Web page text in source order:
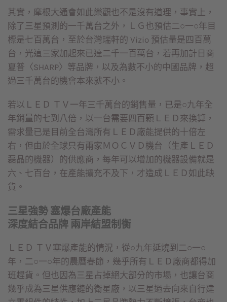
其實，摩根大通會如此樂觀也不是沒有道理，事實上，
除了三星預測的一千萬台之外，ＬＧ也預估二○一○年目
標是七百萬台，至於台灣瑞軒的 Vizio 預估量是四百萬
台，光這三家加起來已達二千一百萬台，若再加計日商
夏普〈SHARP〉等品牌，以及為數不小的中國品牌，超
過三千萬台的機會本來就不小。
若以ＬＥＤ ＴＶ一年三千萬台的銷售量，已是○九年全
年銷量的七到八倍，以一台需要四百顆ＬＥＤ來換算，
需求量已是目前全台灣所有ＬＥＤ廠能提供的十倍左
右，但由於全球只有兩家ＭＯＣＶＤ機台（生產ＬＥＤ
磊晶的機器）的供應商，每年可以增加的機器設備就是
六、七百台，在產能擴充不及下，才造成ＬＥＤ如此缺
貨。
三星強勢 塞爆台廠產能
深度結合品牌 兩岸結盟制衡
ＬＥＤ ＴＶ塞爆產能的情況，從○九年延燒到二○一○
年，二○一○年的農曆春節，幾乎所有ＬＥＤ廠商都得加
班趕貨。但也因為三星占掉絕大部分的市場，也讓台商
幾乎成為三星供應鏈的衛星廠，以三星過去向來自行建